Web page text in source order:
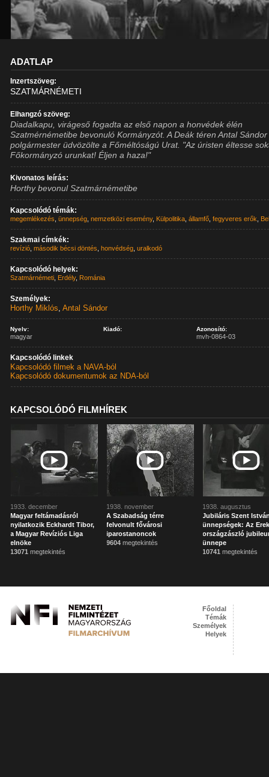
ADATLAP
Inzertszöveg:
SZATMÁRNÉMETI
Elhangzó szöveg:
Diadalkapu, virágeső fogadta az első napon a honvédek élén
Szatmérnémetibe bevonuló Kormányzót. A Deák téren Antal Sándor
polgármester üdvözölte a Főméltóságú Urat. "Az úristen éltesse
Főkormányzó urunkat! Éljen a haza!"
Kivonatos leírás:
Horthy bevonul Szatmárnémetibe
Kapcsolódó témák:
megemlékezés ,ünnepség ,nemzetközi esemény, Külpolitika ,államfő ,fegyveres erők
Szakmai címkék:
revízió ,második bécsi döntés ,honvédség ,uralkodó
Kapcsolódó helyek:
Szatmárnémeti Erdély, Románia
Személyek:
Horthy Miklós,Antal Sándor
Nyelv:
magyar
Kiadó: Azonosító:
mvh-0864-03
Kapcsolódó linkek
Kapcsolódó filmek a NAVA-ból
Kapcsolódó dokumentumok az NDA-ból
KAPCSOLÓDÓ FILMHÍREK
1933. december
Magyar feltámadásról
nyilatkozik Eckhardt Tibor,
a Magyar Revíziós Liga
elnöke
13071 megtekintés
1938. november
A Szabadság térre
felvonult fővárosi
iparostanoncok
9604 megtekintés
1938. augusztus
Jubiláris Szent
ünnepségek: Az
országzászló
ünnepe
10741 megtekintés
Főoldal
Témák
Személyek
Helyek